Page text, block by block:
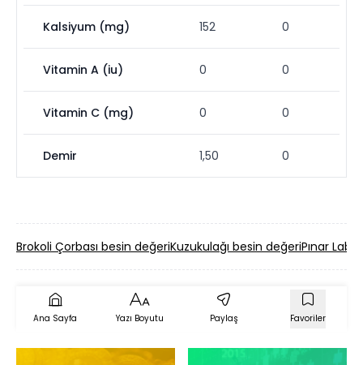
Kalsiyum (mg) 152 0
Vitamin A (iu) 0 0
Vitamin C (mg) 0 0
Demir 1,50 0
Brokoli Çorbası besin değeriKuzukulağı besin değeriPınar
Ana Sayfa Yazı Boyutu Paylaş Favoriler